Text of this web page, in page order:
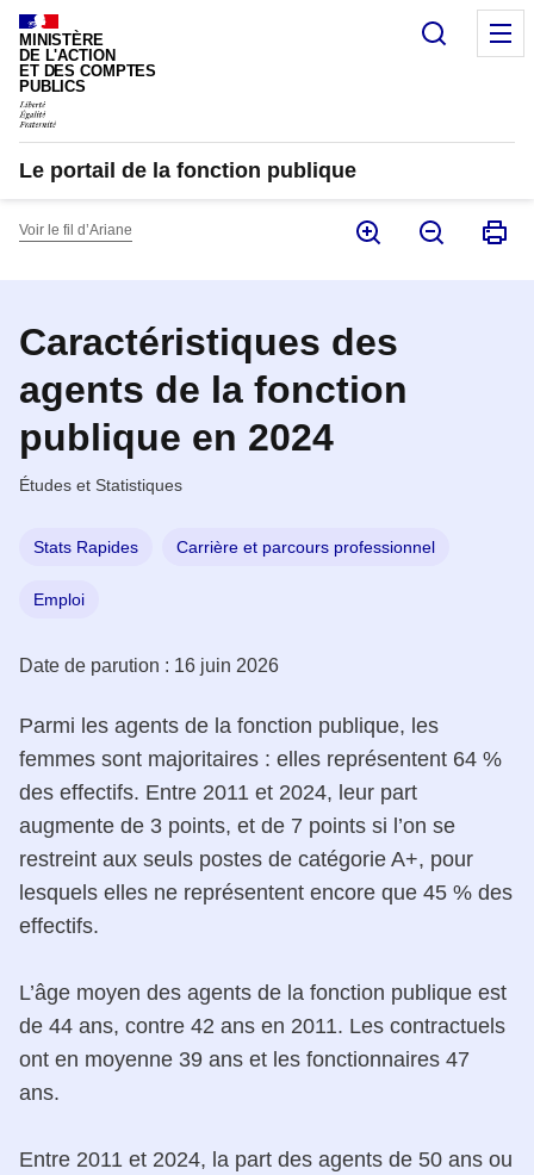
Panneau de gestion des cookies
MINISTÈRE
DE L'ACTION
ET DES COMPTES
PUBLICS
Le portail de la fonction publique
Voir le fil d’Ariane
Caractéristiques des
agents de la fonction
publique en 2024
Études et Statistiques
Stats Rapides Carrière et parcours professionnel
Emploi
Date de parution : 16 juin 2026
Parmi les agents de la fonction publique, les
femmes sont majoritaires : elles représentent 64 %
des effectifs. Entre 2011 et 2024, leur part
augmente de 3 points, et de 7 points si l’on se
restreint aux seuls postes de catégorie A+, pour
lesquels elles ne représentent encore que 45 % des
effectifs.
L’âge moyen des agents de la fonction publique est
de 44 ans, contre 42 ans en 2011. Les contractuels
ont en moyenne 39 ans et les fonctionnaires 47
ans.
Entre 2011 et 2024, la part des agents de 50 ans ou